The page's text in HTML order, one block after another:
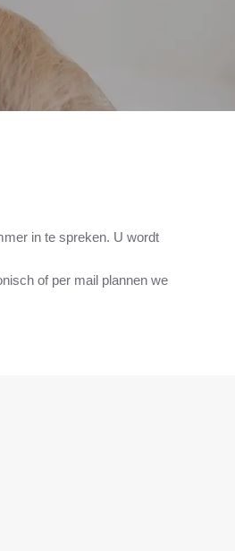
in te spreken. U wordt
of per mail plannen we